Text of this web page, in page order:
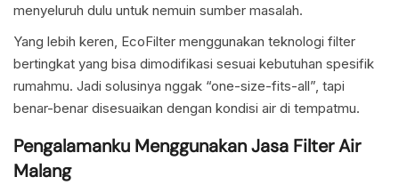
menyeluruh dulu untuk nemuin sumber masalah.
Yang lebih keren, EcoFilter menggunakan teknologi filter
bertingkat yang bisa dimodifikasi sesuai kebutuhan spesifik
rumahmu. Jadi solusinya nggak “one-size-fits-all”, tapi
benar-benar disesuaikan dengan kondisi air di tempatmu.
Pengalamanku Menggunakan Jasa Filter Air
Malang